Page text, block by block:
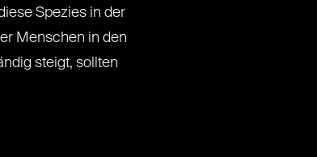
Spezies in der
Menschen in den
steigt, sollten